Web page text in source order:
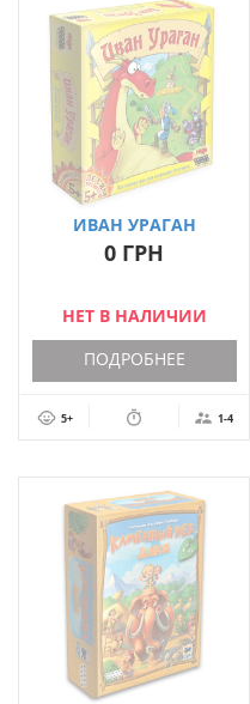
ИВАН УРАГАН
0 ГРН
НЕТ В НАЛИЧИИ
ПОДРОБНЕЕ
5+ 1-4